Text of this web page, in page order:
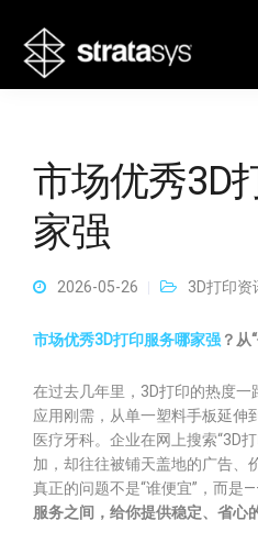
市场优秀3D
家强
2026-05-26 3D打印资
市场优秀3D打印服务哪家强 ？从
在过去几年里，3D打印的热度
应用刚需，从单一塑料手板延伸
医疗牙科。企业在网上搜索“3D
加，却往往被铺天盖地的广告、
真正的问题不是“谁便宜”，而是
服务之间，给你提供稳定、省心